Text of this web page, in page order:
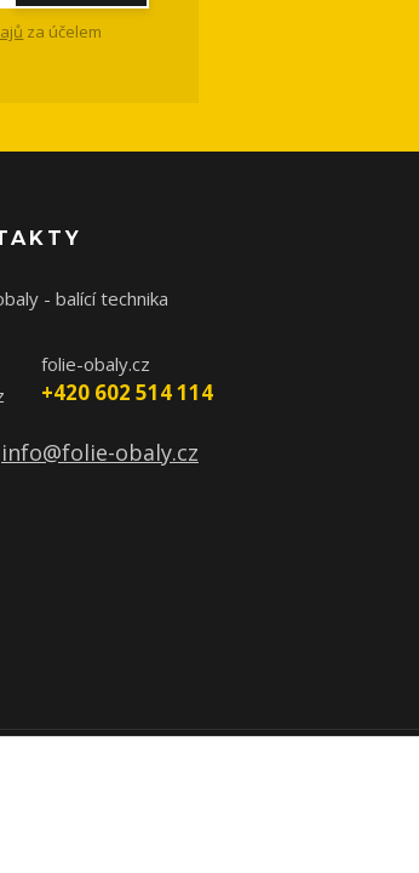
za účelem
- balící technika
folie-obaly.cz
+420 602 514 114
info@folie-obaly.cz